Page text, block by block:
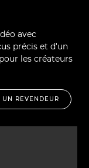
avec
précis et d'un
les créateurs
UN REVENDEUR